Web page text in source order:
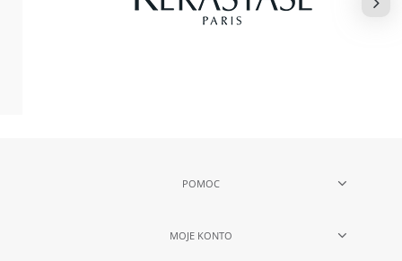
POMOC
MOJE KONTO